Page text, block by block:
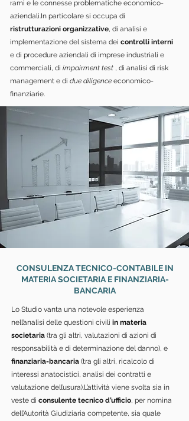
rami e le connesse problematiche economico-
aziendali.In particolare si occupa di
ristrutturazioni organizzative, di analisi e
implementazione del sistema dei controlli interni
e di procedure aziendali di imprese industriali e
commerciali, di impairment test , di analisi di risk
management e di due diligence economico-
finanziarie.
CONSULENZA TECNICO-CONTABILE IN
MATERIA SOCIETARIA E FINANZIARIA-
BANCARIA
Lo Studio vanta una notevole esperienza
nell’analisi delle questioni civili in materia
societaria (tra gli altri, valutazioni di azioni di
responsabilità e di determinazione del danno), e
finanziaria-bancaria (tra gli altri, ricalcolo di
interessi anatocistici, analisi dei contratti e
valutazione dell’usura).L’attività viene svolta sia in
veste di consulente tecnico d’ufficio, per nomina
dell’Autorità Giudiziaria competente, sia quale